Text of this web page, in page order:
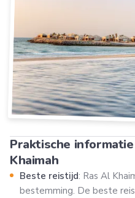
Praktische
Khaimah
Beste reistijd: Ras Al
bestemming. De beste